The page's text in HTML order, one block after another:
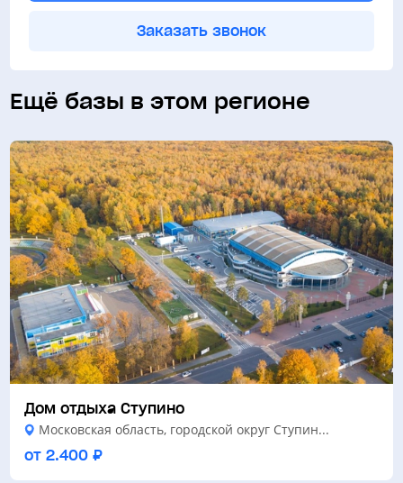
Заказать звонок
Ещё базы в этом регионе
Дом отдыха Ступино
Московская область, городской округ Ступин...
от 2.400 ₽